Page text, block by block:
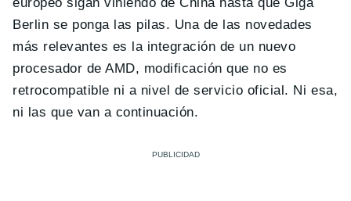
Berlin se ponga las pilas. Una de las novedades
más relevantes es la integración de un nuevo
procesador de AMD, modificación que no es
retrocompatible ni a nivel de servicio oficial. Ni esa,
ni las que van a continuación.